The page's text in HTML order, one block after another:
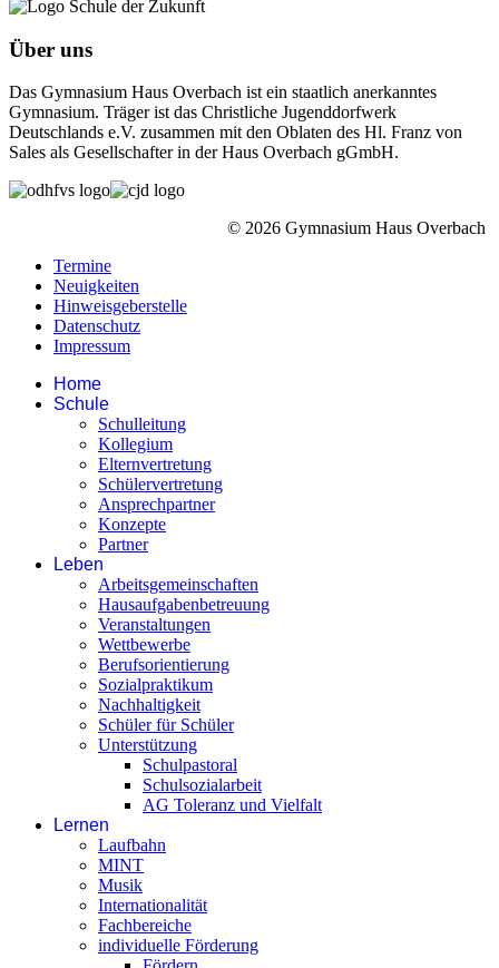
Über uns
Das Gymnasium Haus Overbach ist ein staatlich anerkanntes
Gymnasium. Träger ist das Christliche Jugenddorfwerk
Deutschlands e.V. zusammen mit den Oblaten des Hl. Franz von
Sales als Gesellschafter in der Haus Overbach gGmbH.
© 2026 Gymnasium Haus Overbach
Termine
Neuigkeiten
Hinweisgeberstelle
Datenschutz
Impressum
Home
Schule
Schulleitung
Kollegium
Elternvertretung
Schülervertretung
Ansprechpartner
Konzepte
Partner
Leben
Arbeitsgemeinschaften
Hausaufgabenbetreuung
Veranstaltungen
Wettbewerbe
Berufsorientierung
Sozialpraktikum
Nachhaltigkeit
Schüler für Schüler
Unterstützung
Schulpastoral
Schulsozialarbeit
AG Toleranz und Vielfalt
Lernen
Laufbahn
MINT
Musik
Internationalität
Fachbereiche
individuelle Förderung